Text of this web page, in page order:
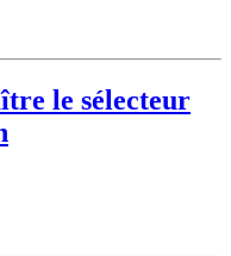
le sélecteur